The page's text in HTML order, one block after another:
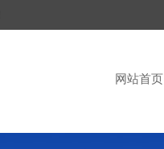
网站首页